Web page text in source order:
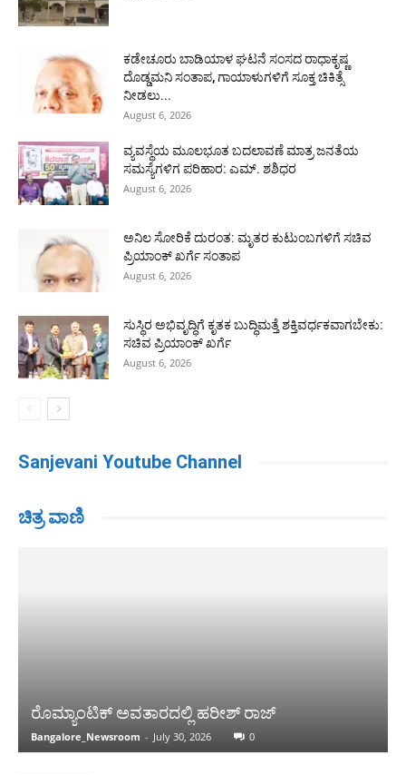
ಕಡೇಚೂರು ಬಾಡಿಯಾಳ ಘಟನೆ ಸಂಸದ ರಾಧಾಕೃಷ್ಣ
ದೊಡ್ಡಮನಿ ಸಂತಾಪ, ಗಾಯಾಳುಗಳಿಗೆ ಸೂಕ್ತ ಚಿಕಿತ್ಸೆ
ನೀಡಲು...
August 6, 2026
ವ್ಯವಸ್ಥೆಯ ಮೂಲಭೂತ ಬದಲಾವಣೆ ಮಾತ್ರ ಜನತೆಯ
ಸಮಸ್ಯೆಗಳಿಗ ಪರಿಹಾರ: ಎಮ್. ಶಶಿಧರ
August 6, 2026
ಅನಿಲ ಸೋರಿಕೆ ದುರಂತ: ಮೃತರ ಕುಟುಂಬಗಳಿಗೆ ಸಚಿವ
ಪ್ರಿಯಾಂಕ್ ಖರ್ಗೆ ಸಂತಾಪ
August 6, 2026
ಸುಸ್ಥಿರ ಅಭಿವೃದ್ಧಿಗೆ ಕೃತಕ ಬುದ್ಧಿಮತ್ತೆ ಶಕ್ತಿವರ್ಧಕವಾಗಬೇಕು:
ಸಚಿವ ಪ್ರಿಯಾಂಕ್ ಖರ್ಗೆ
August 6, 2026
Sanjevani Youtube Channel
ಚಿತ್ರ ವಾಣಿ
ರೊಮ್ಯಾಂಟಿಕ್ ಅವತಾರದಲ್ಲಿ ಹರೀಶ್ ರಾಜ್
Bangalore_Newsroom - July 30, 2026 0